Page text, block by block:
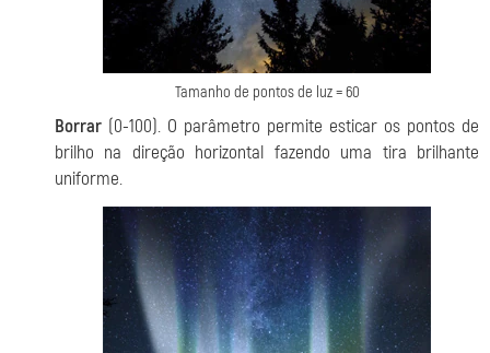
Tamanho de pontos de luz = 60
Borrar (0-100). O parâmetro permite esticar os pontos de
brilho na direção horizontal fazendo uma tira brilhante
uniforme.